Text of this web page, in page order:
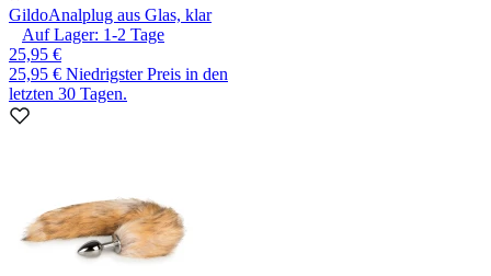
GildoAnalplug aus Glas, klar
Auf Lager: 1-2 Tage
25,95 €
25,95 € Niedrigster Preis in den
letzten 30 Tagen.